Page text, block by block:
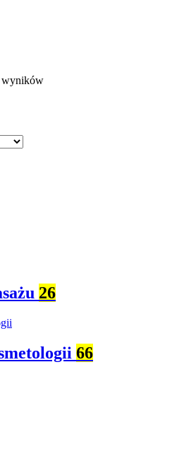
wyników
26
66